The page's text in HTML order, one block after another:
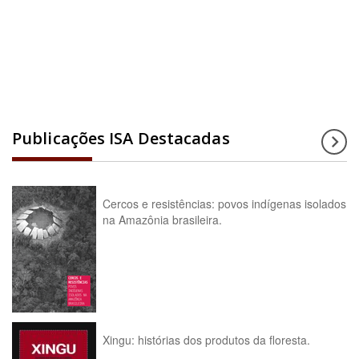
Publicações ISA Destacadas
Cercos e resistências: povos indígenas isolados
na Amazônia brasileira.
Xingu: histórias dos produtos da floresta.